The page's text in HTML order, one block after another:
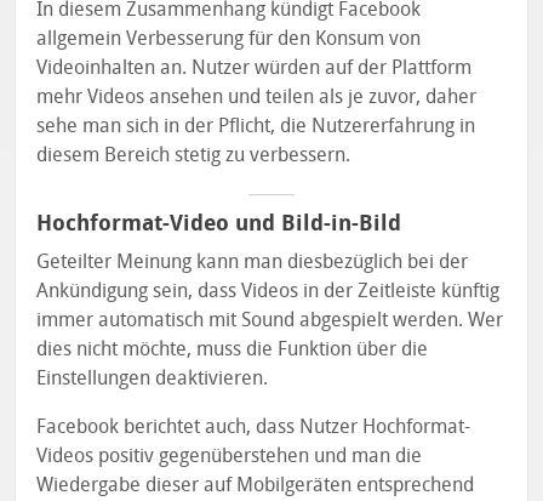
In diesem Zusammenhang kündigt Facebook
allgemein Verbesserung für den Konsum von
Videoinhalten an. Nutzer würden auf der Plattform
mehr Videos ansehen und teilen als je zuvor, daher
sehe man sich in der Pflicht, die Nutzererfahrung in
diesem Bereich stetig zu verbessern.
Hochformat-Video und Bild-in-Bild
Geteilter Meinung kann man diesbezüglich bei der
Ankündigung sein, dass Videos in der Zeitleiste künftig
immer automatisch mit Sound abgespielt werden. Wer
dies nicht möchte, muss die Funktion über die
Einstellungen deaktivieren.
Facebook berichtet auch, dass Nutzer Hochformat-
Videos positiv gegenüberstehen und man die
Wiedergabe dieser auf Mobilgeräten entsprechend